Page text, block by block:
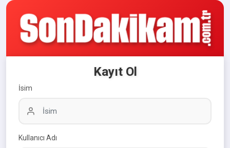
Kayıt Ol
İsim
Kullanıcı Adı